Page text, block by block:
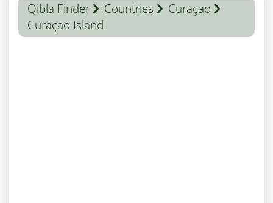
Qibla Finder Countries
Curaçao
Curaçao Island